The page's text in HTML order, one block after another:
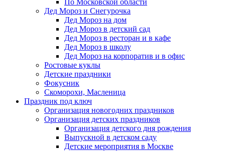
По Московской области
Дед Мороз и Снегурочка
Дед Мороз на дом
Дед Мороз в детский сад
Дед Мороз в ресторан и в кафе
Дед Мороз в школу
Дед Мороз на корпоратив и в офис
Ростовые куклы
Детские праздники
Фокусник
Скоморохи, Масленица
Праздник под ключ
Организация новогодних праздников
Организация детских праздников
Организация детского дня рождения
Выпускной в детском саду
Детские мероприятия в Москве